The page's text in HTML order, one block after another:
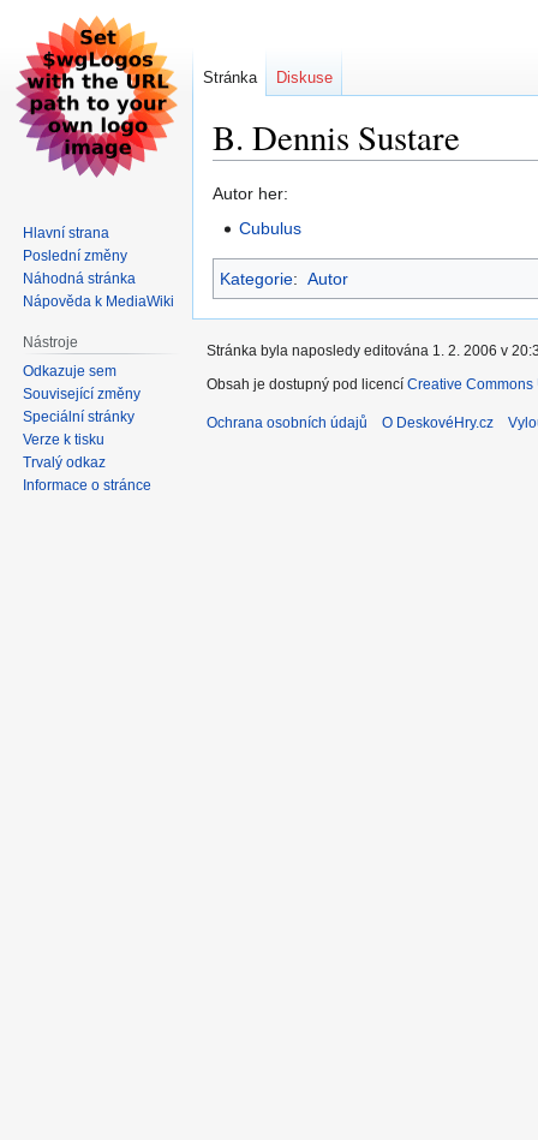
B. Dennis Sustare
Skočit
Skočit
Autor her:
Cubulus
Kategorie: Autor
Stránka Diskuse
Hlavní strana
Poslední změny
Náhodná stránka
Nápověda k MediaWiki
Nástroje
Odkazuje sem
Související změny
Speciální stránky
Verze k tisku
Trvalý odkaz
Informace o stránce
Stránka byla naposledy editována 1. 2. 2006 v
Obsah je dostupný pod licencí Creative
Ochrana osobních údajů O DeskovéHry.cz